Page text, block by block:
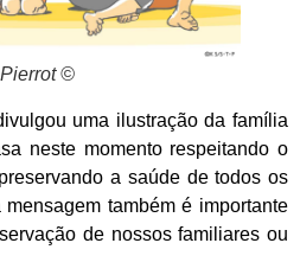
©
uma ilustração da família
neste momento respeitando o
a saúde de todos os
também é importante
de nossos familiares ou